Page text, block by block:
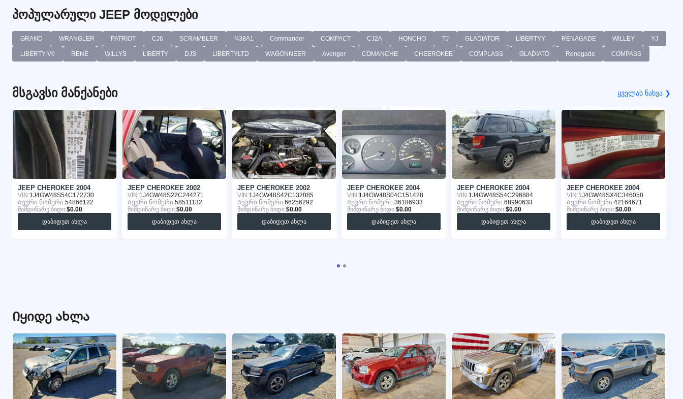
პოპულარული JEEP მოდელები
GRAND WRANGLER PATRIOT CJ6 SCRAMBLER N38A1 Commander COMPACT CJ2A HONCHO TJ GLADIATOR LIBERTYY RENAGADE WILLEY YJ
LIBERTY-V6 RENE WILLYS LIBERTY DJS LIBERTYLTD WAGONNEER Avenger COMANCHE CHEEROKEE COMPLASS GLADIATO Renegade COMPASS
მსგავსი მანქანები ყველას ნახვა ❯
JEEP CHEROKEE 2004
VIN:1J4GW48S54C172730
Ბევრი ნომერი:54866122
მიმდინარე ბიდი:$0.00
დაბიდეთ ახლა
JEEP CHEROKEE 2002
VIN:1J4GW48S22C244271
Ბევრი ნომერი:58511132
მიმდინარე ბიდი:$0.00
დაბიდეთ ახლა
JEEP CHEROKEE 2002
VIN:1J4GW48S42C132085
Ბევრი ნომერი:66256292
მიმდინარე ბიდი:$0.00
დაბიდეთ ახლა
JEEP CHEROKEE 2004
VIN:1J4GW48S04C151428
Ბევრი ნომერი:36186933
მიმდინარე ბიდი:$0.00
დაბიდეთ ახლა
JEEP CHEROKEE 2004
VIN:1J4GW48S54C296884
Ბევრი ნომერი:68990633
მიმდინარე ბიდი:$0.00
დაბიდეთ ახლა
JEEP CHEROKEE 2004
VIN:1J4GW48SX4C346050
Ბევრი ნომერი:42164671
მიმდინარე ბიდი:$0.00
დაბიდეთ ახლა
Იყიდე ახლა